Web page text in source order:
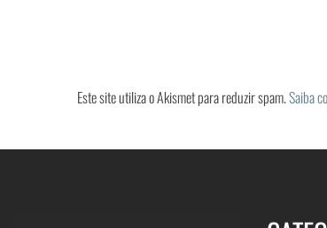
Este site utiliza o Akismet para reduzir spam.Saiba